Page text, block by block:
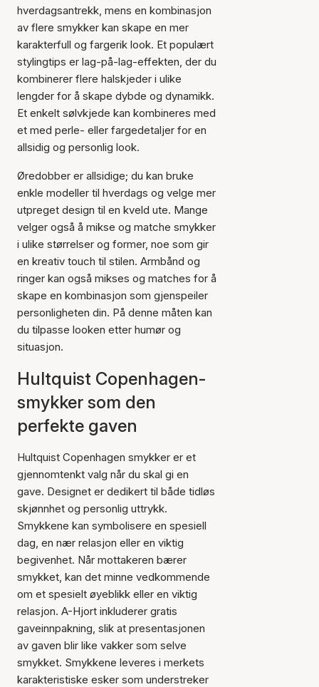
hverdagsantrekk, mens en kombinasjon
av flere smykker kan skape en mer
karakterfull og fargerik look. Et populært
stylingtips er lag-på-lag-effekten, der du
kombinerer flere halskjeder i ulike
lengder for å skape dybde og dynamikk.
Et enkelt sølvkjede kan kombineres med
et med perle- eller fargedetaljer for en
allsidig og personlig look.
Øredobber er allsidige; du kan bruke
enkle modeller til hverdags og velge mer
utpreget design til en kveld ute. Mange
velger også å mikse og matche smykker
i ulike størrelser og former, noe som gir
en kreativ touch til stilen. Armbånd og
ringer kan også mikses og matches for å
skape en kombinasjon som gjenspeiler
personligheten din. På denne måten kan
du tilpasse looken etter humør og
situasjon.
Hultquist Copenhagen-
smykker som den
perfekte gaven
Hultquist Copenhagen smykker er et
gjennomtenkt valg når du skal gi en
gave. Designet er dedikert til både tidløs
skjønnhet og personlig uttrykk.
Smykkene kan symbolisere en spesiell
dag, en nær relasjon eller en viktig
begivenhet. Når mottakeren bærer
smykket, kan det minne vedkommende
om et spesielt øyeblikk eller en viktig
relasjon. A-Hjort inkluderer gratis
gaveinnpakning, slik at presentasjonen
av gaven blir like vakker som selve
smykket. Smykkene leveres i merkets
karakteristiske esker som understreker